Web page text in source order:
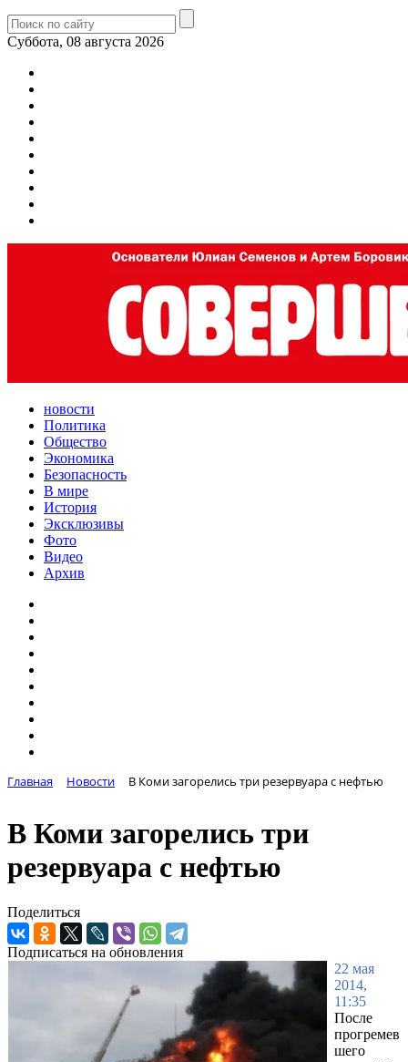
Суббота, 08 августа 2026
новости
Политика
Общество
Экономика
Безопасность
В мире
История
Эксклюзивы
Фото
Видео
Архив
Главная Новости В Коми загорелись три резервуара с нефтью
В Коми загорелись три
резервуара с нефтью
Поделиться
Подписаться на обновления
22 мая
2014,
11:35
После
прогремев
шего